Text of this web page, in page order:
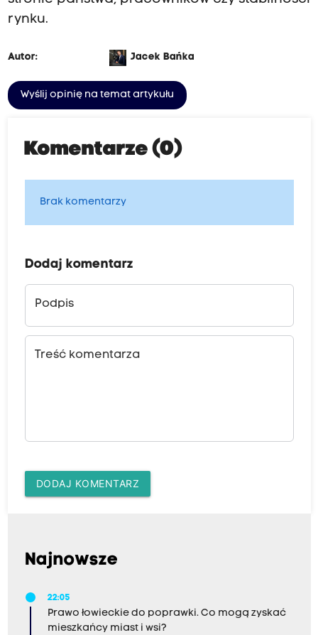
rynku.
Autor: Jacek Bańka
Wyślij opinię na temat artykułu
Komentarze (0)
Brak komentarzy
Dodaj komentarz
Podpis
Treść komentarza
DODAJ KOMENTARZ
Najnowsze
22:05
Prawo łowieckie do poprawki. Co mogą zyskać
mieszkańcy miast i wsi?